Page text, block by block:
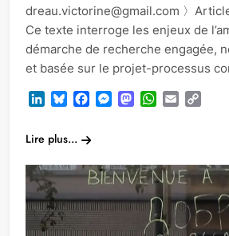
dreau.victorine@gmail.com 〉
Ce texte interroge les enjeux de
démarche de recherche engagée,
et basée sur le projet-processus
LinkedInBlueskyFacebook
Messenger
Mastodon
WhatsApp
Email
Lire plus...